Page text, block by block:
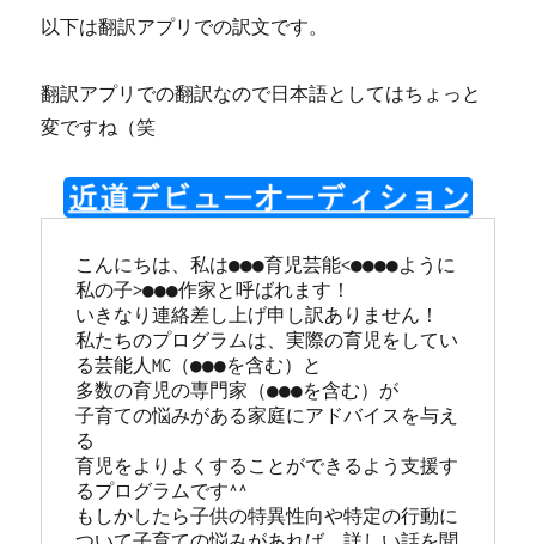
以下は翻訳アプリでの訳文です。
翻訳アプリでの翻訳なので日本語としてはちょっと
変ですね（笑
こんにちは、私は●●●育児芸能<●●●●ように
私の子>●●●作家と呼ばれます！
いきなり連絡差し上げ申し訳ありません！
私たちのプログラムは、実際の育児をしてい
る芸能人MC（●●●を含む）と
多数の育児の専門家（●●●を含む）が
子育ての悩みがある家庭にアドバイスを与え
る
育児をよりよくすることができるよう支援す
るプログラムです^^
もしかしたら子供の特異性向や特定の行動に